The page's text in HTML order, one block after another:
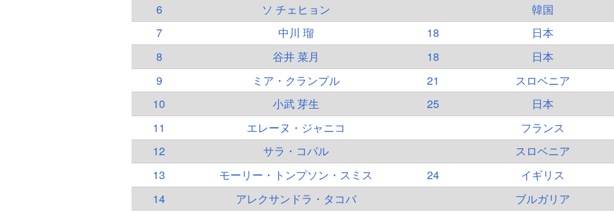
6
ソ チェヒョン
韓国
7
中川 瑠 18 日本
8
谷井 菜月 18 日本
9
ミア・クランプル 21
スロベニア
10
小武 芽生 25 日本
11
エレーヌ・ジャニコ
フランス
12
サラ・コパル
スロベニア
13
モーリー・トンプソン・スミス 24
イギリス
14
アレクサンドラ・タコバ ブルガリア